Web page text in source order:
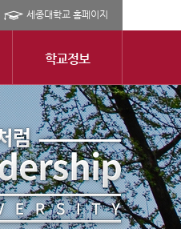
세종대학교 홈페이지
학교정보